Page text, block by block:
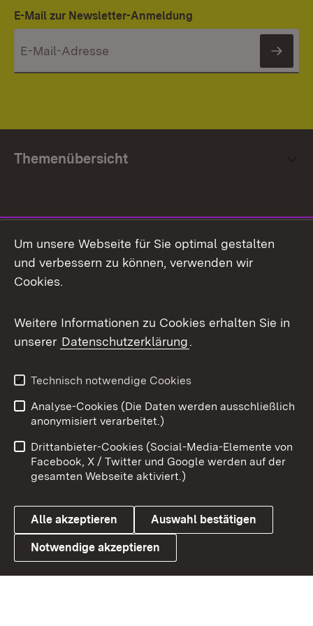
E-Mail zur Newsletter-Anmeldung
Themenübersicht
Facebook
X / Twitter
Youtube
Link zum Landesportal
Impressum
Kontakt
Barrierefreiheit
Datenschutz
Cookies
Um unsere Webseite für Sie optimal gestalten
und verbessern zu können, verwenden wir
Cookies.
Weitere Informationen zu Cookies erhalten Sie in
unserer Datenschutzerklärung.
Technisch notwendige Cookies
Analyse-Cookies (Die Daten werden ausschließlich
anonymisiert verarbeitet.)
Drittanbieter-Cookies (Social-Media-Elemente von
Facebook, X / Twitter und Google werden auf der
gesamten Webseite aktiviert.)
Alle akzeptieren Auswahl bestätigen
Notwendige akzeptieren